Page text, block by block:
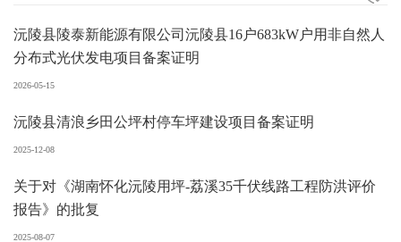
沅陵县陵泰新能源有限公司沅陵县16户683kW户用非自然人
分布式光伏发电项目备案证明
2026-05-15
沅陵县清浪乡田公坪村停车坪建设项目备案证明
2025-12-08
关于对《湖南怀化沅陵用坪-荔溪35千伏线路工程防洪评价
报告》的批复
2025-08-07